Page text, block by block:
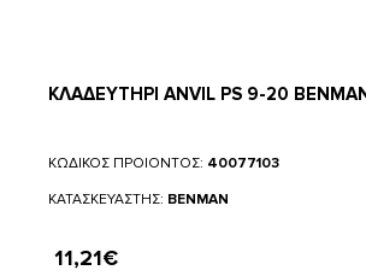
ΚΛΑΔΕΥΤΗΡΙ ANVIL PS 9-20
ΚΩΔΙΚΟΣ ΠΡΟΙΟΝΤΟΣ: 40077103
ΚΑΤΑΣΚΕΥΑΣΤΗΣ: BENMAN
11,21€